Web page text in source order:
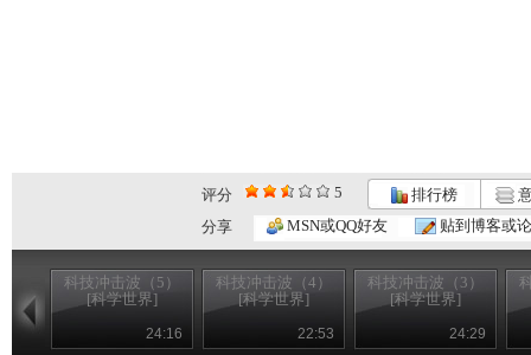
评分 5 排行榜
分享
MSN或QQ好友 贴到博客或
科技冲击波（5）
[科学世界]
24:16
科技冲击波（4）
[科学世界]
22:53
科技冲击波（3）
[科学世界]
24:29